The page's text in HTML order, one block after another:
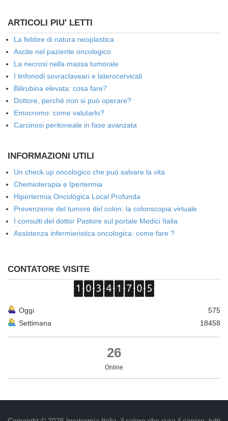
ARTICOLI PIU' LETTI
La febbre di natura neoplastica
Ascite nel paziente oncologico
La necrosi nella massa tumorale
I linfonodi sovraclaveari e laterocervicali
Bilirubina elevata: cosa fare?
Dottore, perché non si può operare?
Emocromo: come valutarlo?
Carcinosi peritoneale in fase avanzata
INFORMAZIONI UTILI
Un check up oncologico che può salvare la vita
Chemioterapia e Ipertermia
Hipertermia Oncológica Local Profunda
Prevenzione del tumore del colon: la colonscopia virtuale
I consulti del dottor Pastore sul portale Medici Italia
Assistenza infermieristica oncologica: come fare ?
CONTATORE VISITE
Oggi
575
Settimana
18458
26
Online